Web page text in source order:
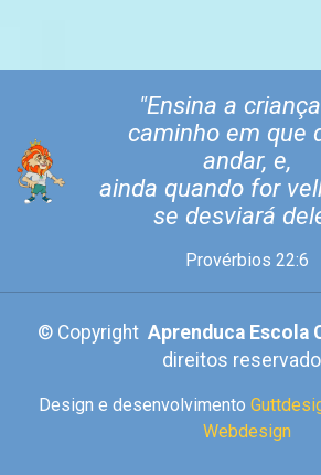
"Ensina a
caminho em que
andar, e,
ainda quando for
se desviará
Provérbios 22:6
© Copyright Aprenduca Escola
direitos
Design e desenvolvimento
Webdesign